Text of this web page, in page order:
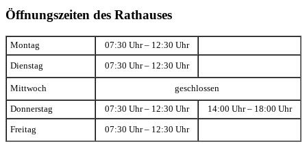
Öffnungszeiten des Rathauses
Montag 07:30 Uhr – 12:30 Uhr
Dienstag 07:30 Uhr – 12:30 Uhr
Mittwoch geschlossen
Donnerstag 07:30 Uhr – 12:30 Uhr 14:00 Uhr – 18:00 Uhr
Freitag 07:30 Uhr – 12:30 Uhr